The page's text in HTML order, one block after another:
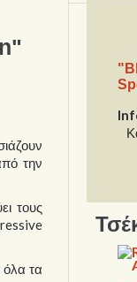
την
τους
όλα τα